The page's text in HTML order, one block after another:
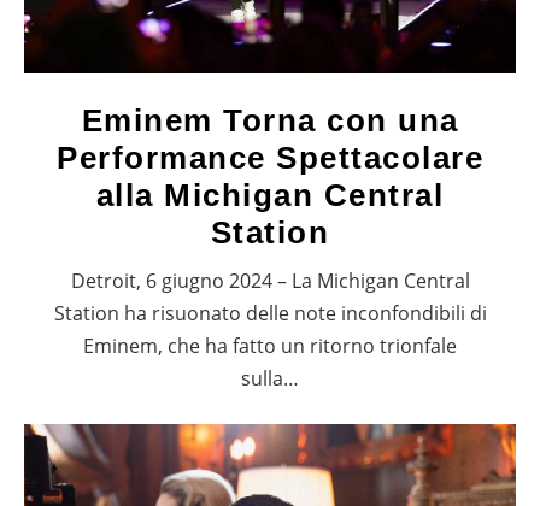
Eminem Torna con una
Performance Spettacolare
alla Michigan Central
Station
Detroit, 6 giugno 2024 – La Michigan Central
Station ha risuonato delle note inconfondibili di
Eminem, che ha fatto un ritorno trionfale
sulla…